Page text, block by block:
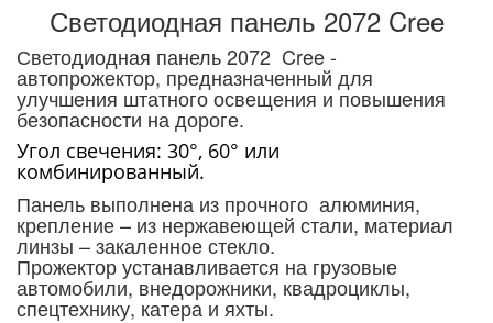
Светодиодная панель 2072 Cree
Светодиодная панель 2072 Cree -
автопрожектор, предназначенный для
улучшения штатного освещения и повышения
безопасности на дороге.
Угол свечения: 30°, 60° или
комбинированный.
Панель выполнена из прочного алюминия,
крепление – из нержавеющей стали, материал
линзы – закаленное стекло.
Прожектор устанавливается на грузовые
автомобили, внедорожники, квадроциклы,
спецтехнику, катера и яхты.